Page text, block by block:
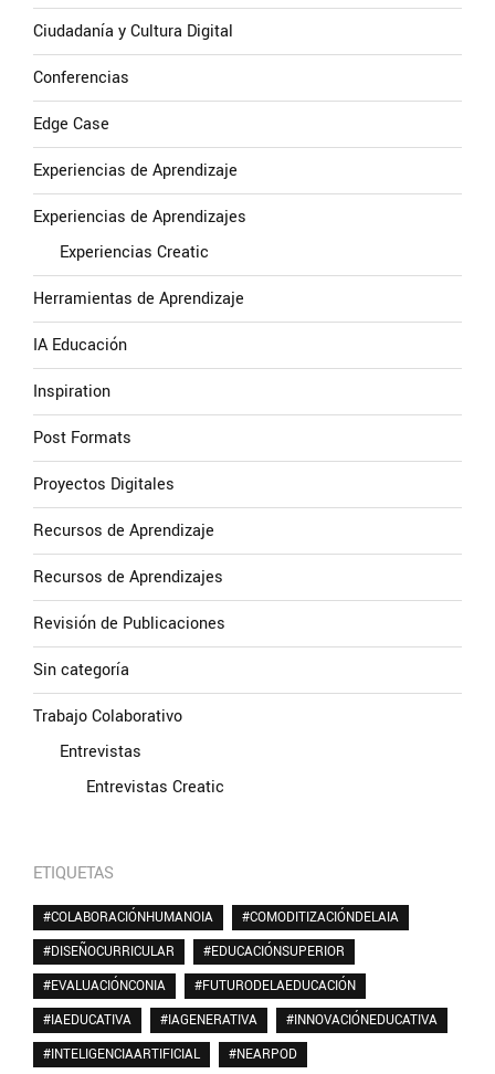
Ciudadanía y Cultura Digital
Conferencias
Edge Case
Experiencias de Aprendizaje
Experiencias de Aprendizajes
Experiencias Creatic
Herramientas de Aprendizaje
IA Educación
Inspiration
Post Formats
Proyectos Digitales
Recursos de Aprendizaje
Recursos de Aprendizajes
Revisión de Publicaciones
Sin categoría
Trabajo Colaborativo
Entrevistas
Entrevistas Creatic
ETIQUETAS
#COLABORACIÓNHUMANOIA
#COMODITIZACIÓNDELAIA
#DISEÑOCURRICULAR
#EDUCACIÓNSUPERIOR
#EVALUACIÓNCONIA
#FUTURODELAEDUCACIÓN
#IAEDUCATIVA
#IAGENERATIVA
#INNOVACIÓNEDUCATIVA
#INTELIGENCIAARTIFICIAL
#NEARPOD